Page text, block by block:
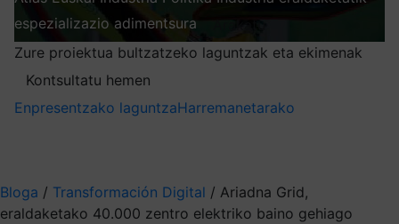
espezializazio adimentsura
Zure proiektua bultzatzeko laguntzak eta ekimenak
Kontsultatu hemen
Enpresentzako laguntzaHarremanetarako
Bloga / Transformación Digital / Ariadna Grid,
eraldaketako 40.000 zentro elektriko baino gehiago